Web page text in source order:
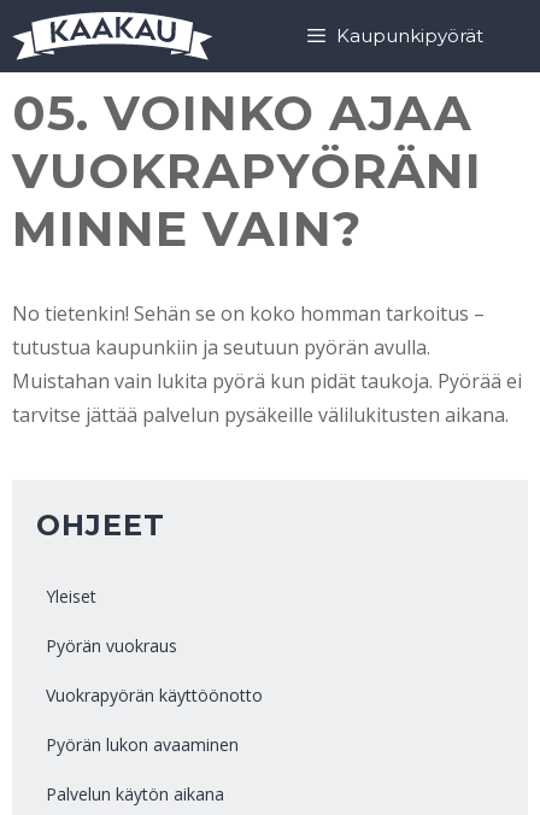
Siirry
sisältöön
Siirry
sisältöön
Kaupunkipyörät
05. VOINKO AJAA
VUOKRAPYÖRÄNI
MINNE VAIN?
No tietenkin! Sehän se on koko homman tarkoitus –
tutustua kaupunkiin ja seutuun pyörän avulla.
Muistahan vain lukita pyörä kun pidät taukoja. Pyörää ei
tarvitse jättää palvelun pysäkeille välilukitusten aikana.
OHJEET
Yleiset
Pyörän vuokraus
Vuokrapyörän käyttöönotto
Pyörän lukon avaaminen
Palvelun käytön aikana